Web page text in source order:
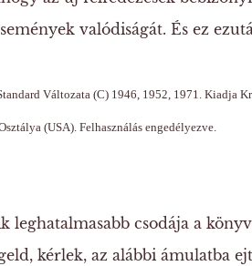
valódiságát. És ez
Változata(C) 1946, 1952, 1971. Kiadja
(USA). Felhasználás engedélyezve.
leghatalmasabb csodája a
kérlek, az alábbi ámulatba